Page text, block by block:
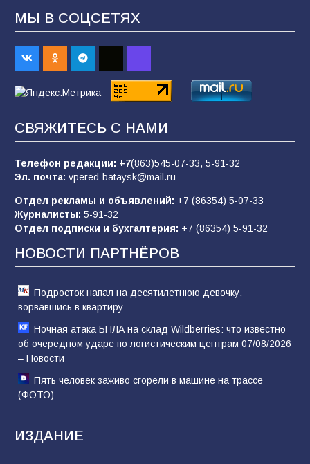
«Пургу нести — не поля переходить»: почему
заявления о мобилизации — это
пропагандистский вброс
01.08.2026
Будет ли мобилизация в России в 2026 году
85 06.08.2026
«Слухами Москву не возьмёшь»: почему
заявления Киева о мобилизации — это
отчаяние, а не разведка
81 02.08.2026
МЫ В СОЦСЕТЯХ
СВЯЖИТЕСЬ С НАМИ
Телефон редакции: +7(863)545-07-33, 5-91-32
Эл. почта: vpered-bataysk@mail.ru
Отдел рекламы и объявлений: +7 (86354) 5-07-33
Журналисты: 5-91-32
Отдел подписки и бухгалтерия: +7 (86354) 5-91-32
НОВОСТИ ПАРТНЁРОВ
Подросток напал на десятилетнюю девочку,
ворвавшись в квартиру
Ночная атака БПЛА на склад Wildberries: что известно
об очередном ударе по логистическим центрам 07/08/2026
– Новости
Пять человек заживо сгорели в машине на трассе
(ФОТО)
ИЗДАНИЕ